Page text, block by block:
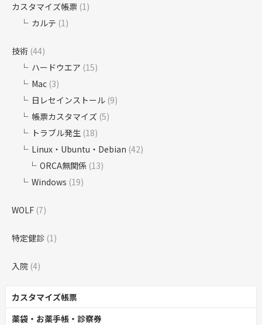
カスタマイズ帳票 (1)
カルテ (1)
技術 (44)
ハードウエア (15)
Mac (3)
日レセインストール (9)
帳票カスタマイズ (5)
トラブル発生 (18)
Linux・Ubuntu・Debian (42)
ORCA無関係 (13)
Windows (19)
WOLF (7)
特定健診 (1)
入院 (4)
カスタマイズ帳票
薬袋・お薬手帳・診察券